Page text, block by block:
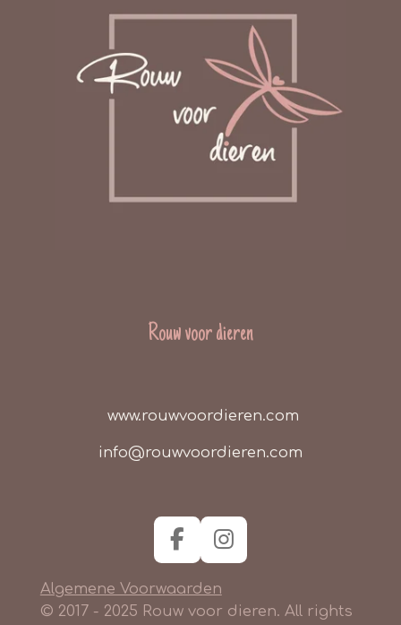
Rouw voor dieren
www.rouwvoordieren.com
info@rouwvoordieren.com
F
a
c
e
I
n
t
Algemene Voorwaarden
© 2017 - 2025 Rouw voor dieren. All rights